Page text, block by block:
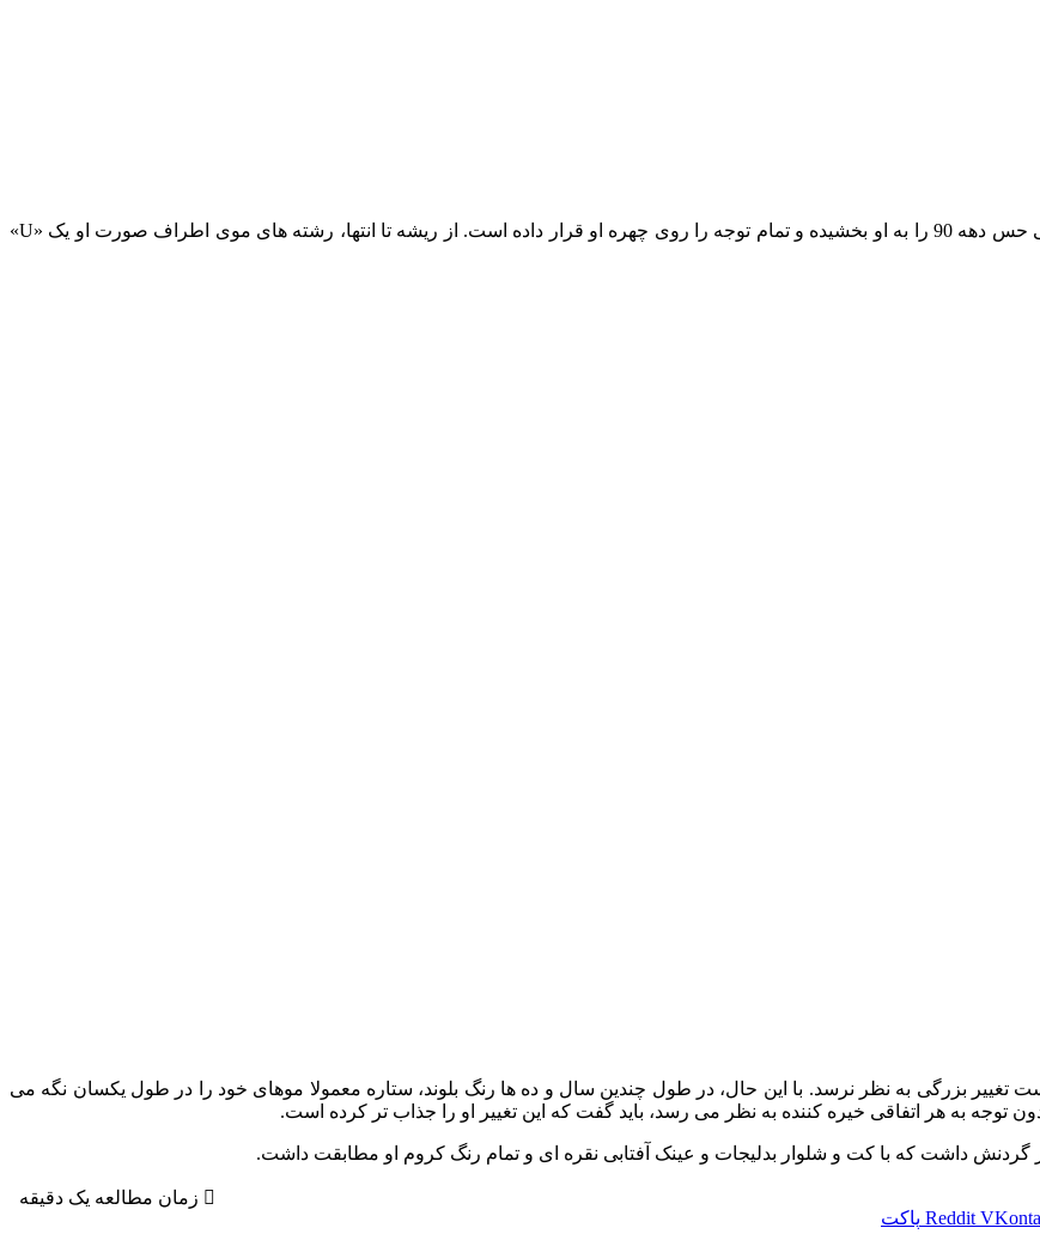
تغییر رنگ اخیر از قبل ظاهر او را تغییر داده است و لایه های برجسته کمی حس دهه 90 را به او بخشیده و تمام توجه را روی چهره او قرار داده است. از ریشه تا انتها، رشته‌ های موی اطراف صورت او یک «U»
تغییر بزرگی به نظر نرسد. با این حال، در طول چندین سال و ده‌ ها رنگ بلوند، ستاره معمولا موهای خود را در طول یکسان نگه می‌
توجه به هر اتفاقی خیره کننده به نظر می رسد، باید گفت که این تغییر او را جذاب تر کرده است.
گردنش داشت که با کت و شلوار بدلیجات و عینک آفتابی نقره ای و تمام رنگ کروم او مطابقت داشت.
زمان مطالعه یک دقیقه
Reddit پاکت